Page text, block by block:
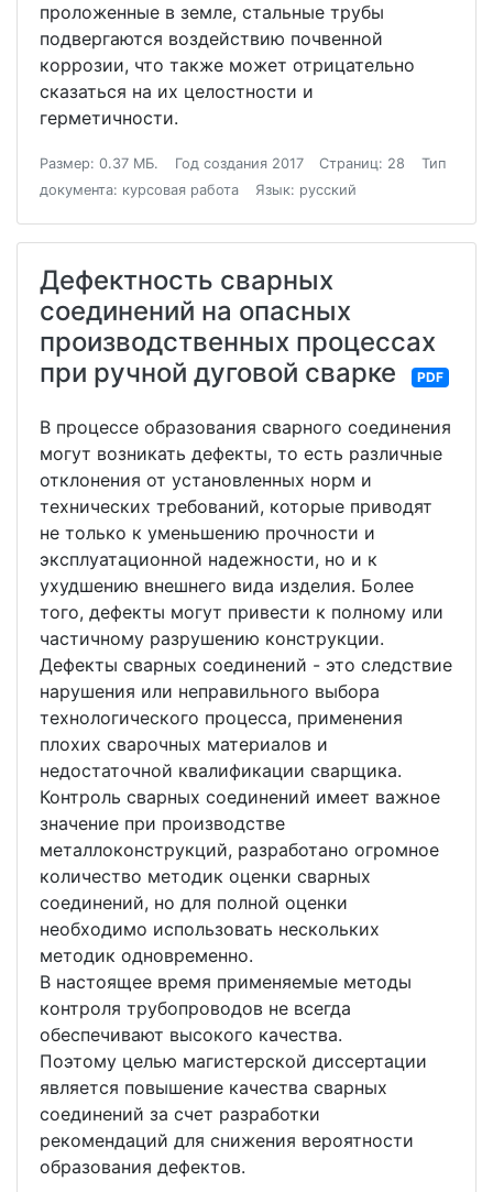
проложенные в земле, стальные трубы
подвергаются воздействию почвенной
коррозии, что также может отрицательно
сказаться на их целостности и
герметичности.
Размер: 0.37 МБ. Год создания 2017 Страниц: 28
Тип
документа: курсовая работа
Язык: русский
Дефектность сварных
соединений на опасных
производственных процессах
при ручной дуговой сварке
PDF
В процессе образования сварного соединения
могут возникать дефекты, то есть различные
отклонения от установленных норм и
технических требований, которые приводят
не только к уменьшению прочности и
эксплуатационной надежности, но и к
ухудшению внешнего вида изделия. Более
того, дефекты могут привести к полному или
частичному разрушению конструкции.
Дефекты сварных соединений - это следствие
нарушения или неправильного выбора
технологического процесса, применения
плохих сварочных материалов и
недостаточной квалификации сварщика.
Контроль сварных соединений имеет важное
значение при производстве
металлоконструкций, разработано огромное
количество методик оценки сварных
соединений, но для полной оценки
необходимо использовать нескольких
методик одновременно.
В настоящее время применяемые методы
контроля трубопроводов не всегда
обеспечивают высокого качества.
Поэтому целью магистерской диссертации
является повышение качества сварных
соединений за счет разработки
рекомендаций для снижения вероятности
образования дефектов.